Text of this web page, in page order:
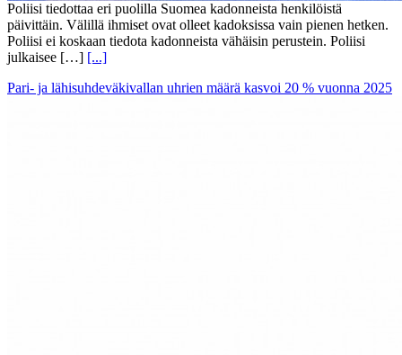
Poliisi tiedottaa eri puolilla Suomea kadonneista henkilöistä
päivittäin. Välillä ihmiset ovat olleet kadoksissa vain pienen hetken.
Poliisi ei koskaan tiedota kadonneista vähäisin perustein. Poliisi
julkaisee […] [...]
Pari- ja lähisuhdeväkivallan uhrien määrä kasvoi 20 % vuonna 2025